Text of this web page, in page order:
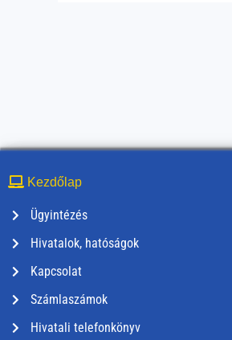
Kezdőlap
Ügyintézés
Hivatalok, hatóságok
Kapcsolat
Számlaszámok
Hivatali telefonkönyv